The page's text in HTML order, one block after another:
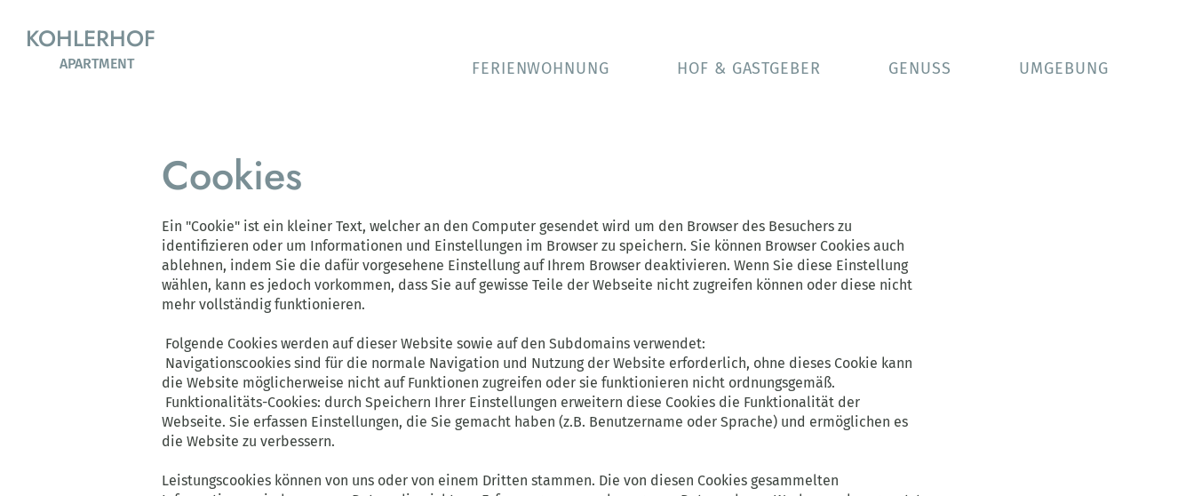
KOHLERHOF
APARTMENT FERIENWOHNUNG HOF & GASTGEBER GENUSS UMGEBUNG
Cookies
Ein "Cookie" ist ein kleiner Text, welcher an den Computer gesendet wird um den Browser des Besuchers zu
identifizieren oder um Informationen und Einstellungen im Browser zu speichern. Sie können Browser Cookies auch
ablehnen, indem Sie die dafür vorgesehene Einstellung auf Ihrem Browser deaktivieren. Wenn Sie diese Einstellung
wählen, kann es jedoch vorkommen, dass Sie auf gewisse Teile der Webseite nicht zugreifen können oder diese nicht
mehr vollständig funktionieren.
Folgende Cookies werden auf dieser Website sowie auf den Subdomains verwendet:
Navigationscookies sind für die normale Navigation und Nutzung der Website erforderlich, ohne dieses Cookie kann
die Website möglicherweise nicht auf Funktionen zugreifen oder sie funktionieren nicht ordnungsgemäß.
Funktionalitäts-Cookies: durch Speichern Ihrer Einstellungen erweitern diese Cookies die Funktionalität der
Webseite. Sie erfassen Einstellungen, die Sie gemacht haben (z.B. Benutzername oder Sprache) und ermöglichen es
die Website zu verbessern.
Leistungscookies können von uns oder von einem Dritten stammen. Die von diesen Cookies gesammelten